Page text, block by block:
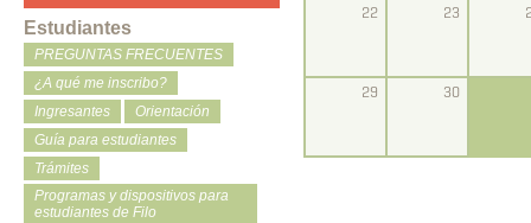
Estudiantes
PREGUNTAS FRECUENTES
¿A qué me inscribo?
Ingresantes
Orientación
Guía para estudiantes
Trámites
Programas y dispositivos para
estudiantes de Filo
22 23
29 30